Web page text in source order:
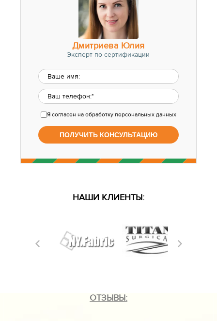
Дмитриева Юлия
Эксперт по сертификации
Я согласен на обработку персональных данных
НАШИ КЛИЕНТЫ:
ОТЗЫВЫ: